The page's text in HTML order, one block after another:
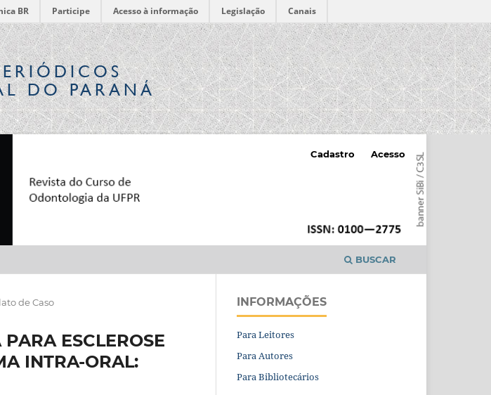
BR Participe Acesso à informação Legislação Canais
DO PARANÁ
BUSCAR
Cadastro Acesso
de Caso
ESCLEROSE
INTRA-ORAL:
INFORMAÇÕES
Para Leitores
Para Autores
Para Bibliotecários